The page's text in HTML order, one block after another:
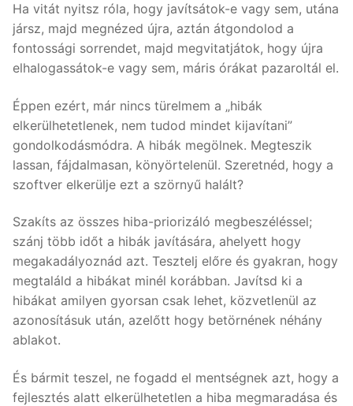
Ha vitát nyitsz róla, hogy javítsátok-e vagy sem, utána
jársz, majd megnézed újra, aztán átgondolod a
fontossági sorrendet, majd megvitatjátok, hogy újra
elhalogassátok-e vagy sem, máris órákat pazaroltál el.
Éppen ezért, már nincs türelmem a „hibák
elkerülhetetlenek, nem tudod mindet kijavítani”
gondolkodásmódra. A hibák megölnek. Megteszik
lassan, fájdalmasan, könyörtelenül. Szeretnéd, hogy a
szoftver elkerülje ezt a szörnyű halált?
Szakíts az összes hiba-priorizáló megbeszéléssel;
szánj több időt a hibák javítására, ahelyett hogy
megakadályoznád azt. Tesztelj előre és gyakran, hogy
megtaláld a hibákat minél korábban. Javítsd ki a
hibákat amilyen gyorsan csak lehet, közvetlenül az
azonosításuk után, azelőtt hogy betörnének néhány
ablakot.
És bármit teszel, ne fogadd el mentségnek azt, hogy a
fejlesztés alatt elkerülhetetlen a hiba megmaradása és